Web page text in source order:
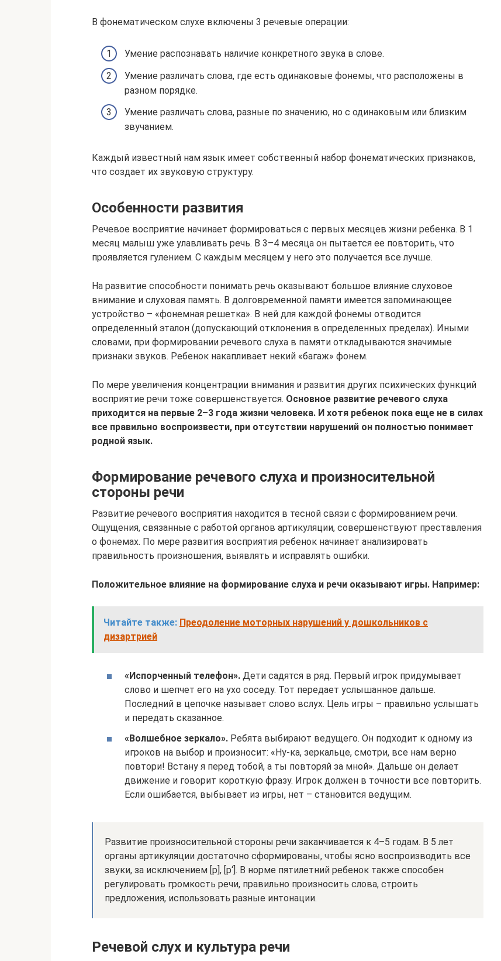
В фонематическом слухе включены 3 речевые операции:
Умение распознавать наличие конкретного звука в слове.
Умение различать слова, где есть одинаковые фонемы, что расположены в
разном порядке.
Умение различать слова, разные по значению, но с одинаковым или близким
звучанием.
Каждый известный нам язык имеет собственный набор фонематических признаков,
что создает их звуковую структуру.
Особенности развития
Речевое восприятие начинает формироваться с первых месяцев жизни ребенка. В 1
месяц малыш уже улавливать речь. В 3–4 месяца он пытается ее повторить, что
проявляется гулением. С каждым месяцем у него это получается все лучше.
На развитие способности понимать речь оказывают большое влияние слуховое
внимание и слуховая память. В долговременной памяти имеется запоминающее
устройство – «фонемная решетка». В ней для каждой фонемы отводится
определенный эталон (допускающий отклонения в определенных пределах). Иными
словами, при формировании речевого слуха в памяти откладываются значимые
признаки звуков. Ребенок накапливает некий «багаж» фонем.
По мере увеличения концентрации внимания и развития других психических функций
восприятие речи тоже совершенствуется. Основное развитие речевого слуха
приходится на первые 2–3 года жизни человека. И хотя ребенок пока еще не в силах
все правильно воспроизвести, при отсутствии нарушений он полностью понимает
родной язык.
Формирование речевого слуха и произносительной
стороны речи
Развитие речевого восприятия находится в тесной связи с формированием речи.
Ощущения, связанные с работой органов артикуляции, совершенствуют преставления
о фонемах. По мере развития восприятия ребенок начинает анализировать
правильность произношения, выявлять и исправлять ошибки.
Положительное влияние на формирование слуха и речи оказывают игры. Например:
Читайте также: Преодоление моторных нарушений у дошкольников с
дизартрией
«Испорченный телефон». Дети садятся в ряд. Первый игрок придумывает
слово и шепчет его на ухо соседу. Тот передает услышанное дальше.
Последний в цепочке называет слово вслух. Цель игры – правильно услышать
и передать сказанное.
«Волшебное зеркало». Ребята выбирают ведущего. Он подходит к одному из
игроков на выбор и произносит: «Ну-ка, зеркальце, смотри, все нам верно
повтори! Встану я перед тобой, а ты повторяй за мной». Дальше он делает
движение и говорит короткую фразу. Игрок должен в точности все повторить.
Если ошибается, выбывает из игры, нет – становится ведущим.
Развитие произносительной стороны речи заканчивается к 4–5 годам. В 5 лет
органы артикуляции достаточно сформированы, чтобы ясно воспроизводить все
звуки, за исключением [р], [р‘]. В норме пятилетний ребенок также способен
регулировать громкость речи, правильно произносить слова, строить
предложения, использовать разные интонации.
Речевой слух и культура речи